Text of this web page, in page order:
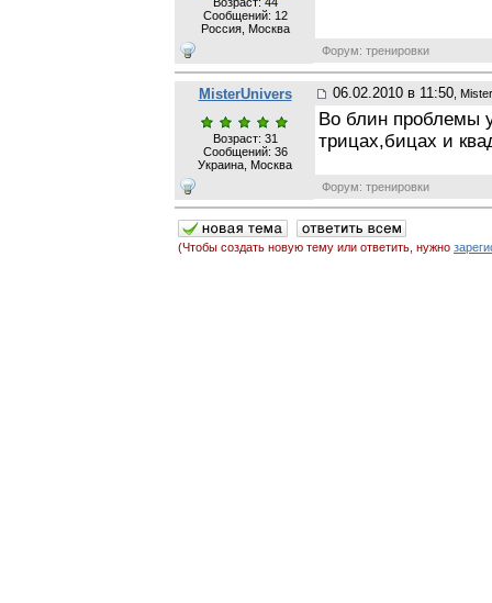
Возраст: 44
Сообщений: 12
Россия, Москва
Форум: тренировки
MisterUnivers 06.02.2010 в 11:50 ,
Возраст: 31
Сообщений: 36
Украина, Москва
Во блин проблемы
трицах,бицах и
Форум: тренировки
(Чтобы создать новую тему или ответить, нужно